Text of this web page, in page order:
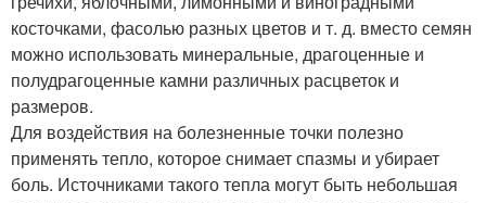
косточками, фасолью разных цветов и т. д. вместо семян
можно использовать минеральные, драгоценные и
полудрагоценные камни различных расцветок и
размеров.
Для воздействия на болезненные точки полезно
применять тепло, которое снимает спазмы и убирает
боль. Источниками такого тепла могут быть небольшая